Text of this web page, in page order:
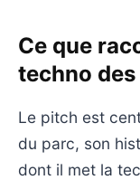
Ce que
techno
Le pitch est
du parc, son
dont il met la